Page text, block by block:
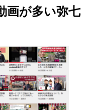
画が多い弥七